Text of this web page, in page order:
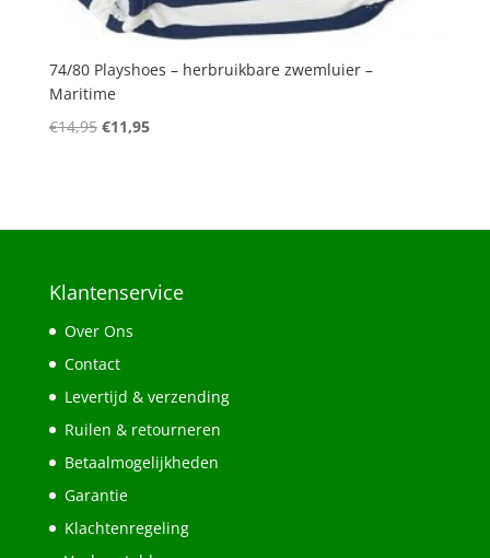
74/80 Playshoes – herbruikbare zwemluier –
Maritime
€14,95 Oorspronkelijke
€11,95Huidige
Klantenservice
Over Ons
Contact
Levertijd & verzending
Ruilen & retourneren
Betaalmogelijkheden
Garantie
Klachtenregeling